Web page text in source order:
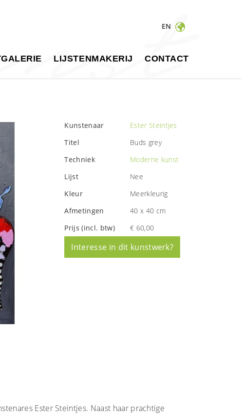
EN
LIJSTENMAKERIJ CONTACT
Kunstenaar
Ester Steintjes
Titel
Buds grey
Techniek
Moderne kunst
Lijst
Nee
Kleur
Meerkleurig
Afmetingen
40 x 40 cm
Prijs (incl. btw)
€ 60,00
Interesse in dit kunstwerk?
Ester Steintjes. Naast haar prachtige